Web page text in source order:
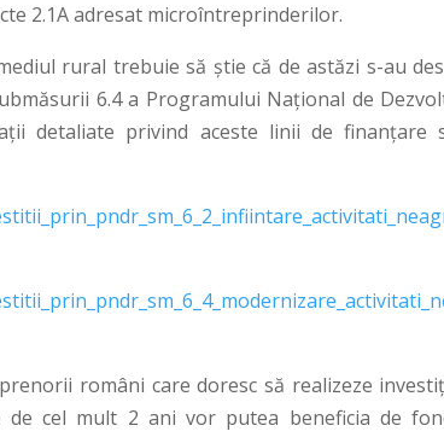
2.1A adresat microîntreprinderilor.
rural trebuie să știe că de astăzi s-au
6.4 a Programului Național de
detaliate privind aceste linii de finanțare
români care doresc să realizeze
cel mult 2 ani vor putea beneficia de